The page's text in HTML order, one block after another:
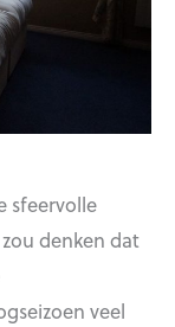
sfeervolle
denken dat
veel